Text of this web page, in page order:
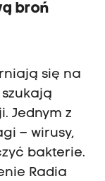
broń
się na
Jednym z
– wirusy,
bakterie.
Radia